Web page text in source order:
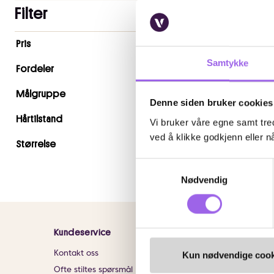
Samtykke
Denne siden bruker cookies
Vi bruker våre egne samt
ved å klikke godkjenn eller
Nødvendig
Kun nødvendige
Filter
0
Pris
Fordeler
Målgruppe
Hårtilstand
Størrelse
Nude Beauty
Nude Beauty
På lager i 103
186,75186.75 i
249,-
Kundeservice
Kontakt oss
Ofte stiltes spørsmål
Om VITA